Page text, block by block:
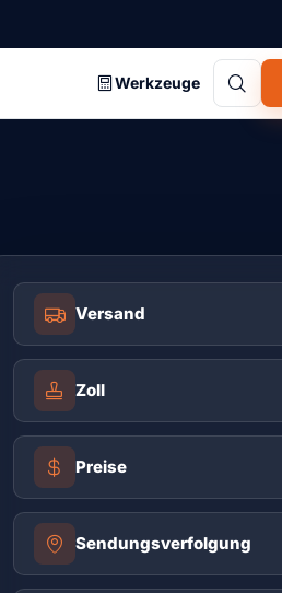
Werkzeuge
Versand
Zoll
Preise
Sendungsverfolgung